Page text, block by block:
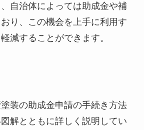
自治体によっては助成金や補
り、この機会を上手に利用す
減することができます。
装の助成金申請の手続き方法
解とともに詳しく説明してい